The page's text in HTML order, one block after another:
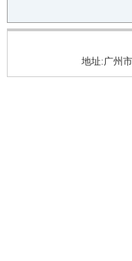
地址:广州